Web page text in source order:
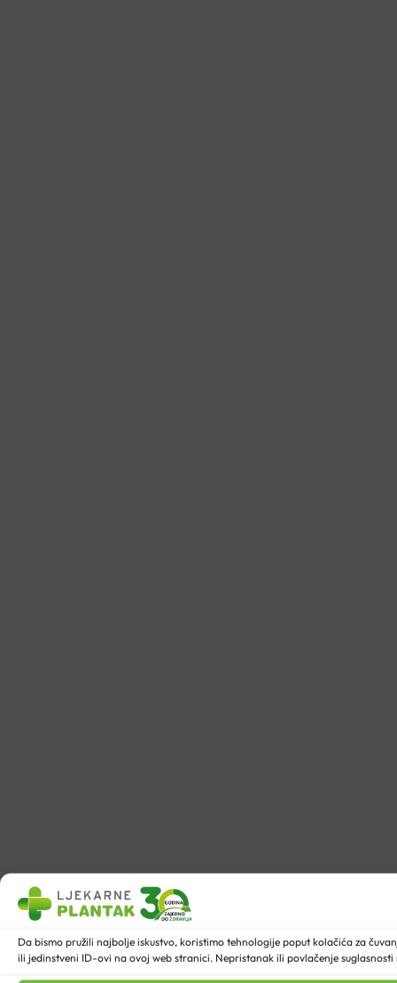
Da bismo pružili najbolje iskustvo, koristimo tehnologije poput kolačića za
ili jedinstveni ID-ovi na ovoj web stranici. Nepristanak ili povlačenje